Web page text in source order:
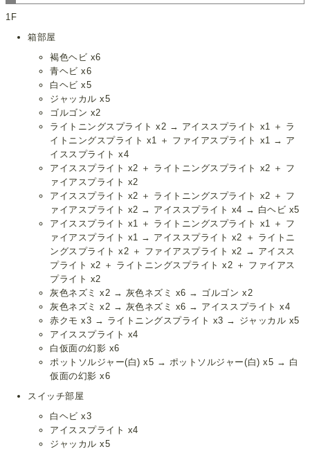
1F
箱部屋
褐色ヘビ x6
青ヘビ x6
白ヘビ x5
ジャッカル x5
ゴルゴン x2
ライトニングスプライト x2 → アイススプライト x1 ＋ ラ
イトニングスプライト x1 ＋ ファイアスプライト x1 → ア
イススプライト x4
アイススプライト x2 ＋ ライトニングスプライト x2 ＋ フ
ァイアスプライト x2
アイススプライト x2 ＋ ライトニングスプライト x2 ＋ フ
ァイアスプライト x2 → アイススプライト x4 → 白ヘビ x5
アイススプライト x1 ＋ ライトニングスプライト x1 ＋ フ
ァイアスプライト x1 → アイススプライト x2 ＋ ライトニ
ングスプライト x2 ＋ ファイアスプライト x2 → アイスス
プライト x2 ＋ ライトニングスプライト x2 ＋ ファイアス
プライト x2
灰色ネズミ x2 → 灰色ネズミ x6 → ゴルゴン x2
灰色ネズミ x2 → 灰色ネズミ x6 → アイススプライト x4
赤クモ x3 → ライトニングスプライト x3 → ジャッカル x5
アイススプライト x4
白仮面の幻影 x6
ポットソルジャー(白) x5 → ポットソルジャー(白) x5 → 白
仮面の幻影 x6
スイッチ部屋
白ヘビ x3
アイススプライト x4
ジャッカル x5